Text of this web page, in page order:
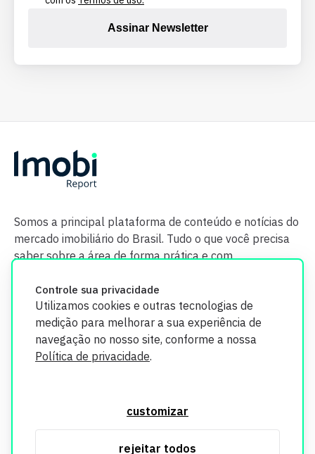
Controle sua privacidade
Utilizamos cookies e outras tecnologias de
medição para melhorar a sua experiência de
navegação no nosso site, conforme a nossa
Política de privacidade.
customizar
rejeitar todos
Assinar Newsletter
Somos a principal plataforma de conteúdo e notícias do
mercado imobiliário do Brasil. Tudo o que você precisa
saber sobre a área de forma prática e com
segurança. Todos os dados coletados em nosso site são
utilizados exclusivamente para fins de aprimoramento de
informações, consulte nossa Política de Privacidade.